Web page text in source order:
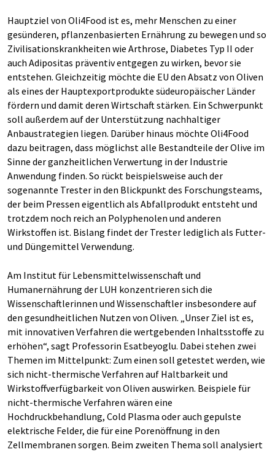
Hauptziel von Oli4Food ist es, mehr Menschen zu einer
gesünderen, pflanzenbasierten Ernährung zu bewegen und so
Zivilisationskrankheiten wie Arthrose, Diabetes Typ II oder
auch Adipositas präventiv entgegen zu wirken, bevor sie
entstehen. Gleichzeitig möchte die EU den Absatz von Oliven
als eines der Hauptexportprodukte südeuropäischer Länder
fördern und damit deren Wirtschaft stärken. Ein Schwerpunkt
soll außerdem auf der Unterstützung nachhaltiger
Anbaustrategien liegen. Darüber hinaus möchte Oli4Food
dazu beitragen, dass möglichst alle Bestandteile der Olive im
Sinne der ganzheitlichen Verwertung in der Industrie
Anwendung finden. So rückt beispielsweise auch der
sogenannte Trester in den Blickpunkt des Forschungsteams,
der beim Pressen eigentlich als Abfallprodukt entsteht und
trotzdem noch reich an Polyphenolen und anderen
Wirkstoffen ist. Bislang findet der Trester lediglich als Futter-
und Düngemittel Verwendung.
Am Institut für Lebensmittelwissenschaft und
Humanernährung der LUH konzentrieren sich die
Wissenschaftlerinnen und Wissenschaftler insbesondere auf
den gesundheitlichen Nutzen von Oliven. „Unser Ziel ist es,
mit innovativen Verfahren die wertgebenden Inhaltsstoffe zu
erhöhen“, sagt Professorin Esatbeyoglu. Dabei stehen zwei
Themen im Mittelpunkt: Zum einen soll getestet werden, wie
sich nicht-thermische Verfahren auf Haltbarkeit und
Wirkstoffverfügbarkeit von Oliven auswirken. Beispiele für
nicht-thermische Verfahren wären eine
Hochdruckbehandlung, Cold Plasma oder auch gepulste
elektrische Felder, die für eine Porenöffnung in den
Zellmembranen sorgen. Beim zweiten Thema soll analysiert